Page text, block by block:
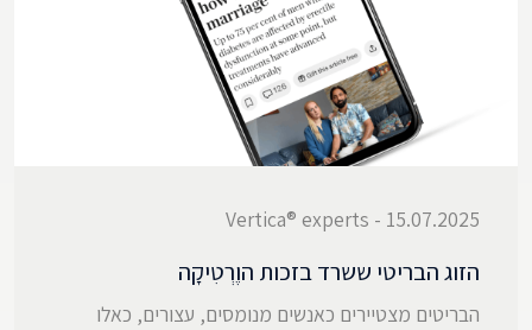
15.07.2025 - Vertica® experts
הזוג הבריטי ששרד בזכות הוֶרְטִיקָה
הבריטים מצטיירים כאנשים מנומסים, עצורים, כאלו